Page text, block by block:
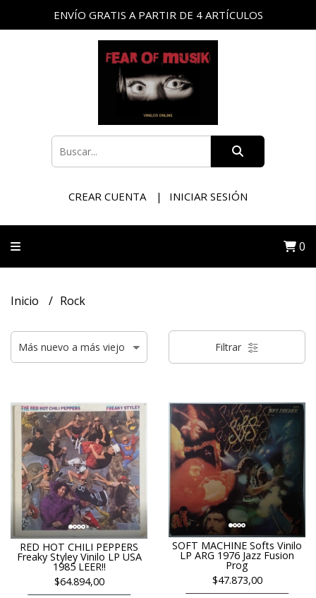
ENVÍO GRATIS A PARTIR DE 4 ARTÍCULOS
CREAR CUENTA INICIAR SESIÓN
0
Inicio Rock
Filtrar
RED HOT CHILI PEPPERS
Freaky Styley Vinilo LP USA
1985 LEER!!
$64.894,00
SOFT MACHINE Softs Vinilo
LP ARG 1976 Jazz Fusion
Prog
$47.873,00